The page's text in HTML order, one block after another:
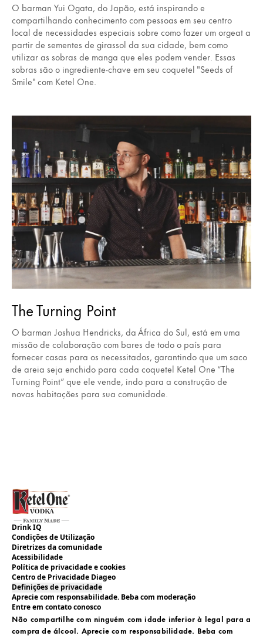
O barman Yui Ogata, do Japão, está inspirando e
compartilhando conhecimento com pessoas em seu centro
local de necessidades especiais sobre como fazer um orgeat a
partir de sementes de girassol da sua cidade, bem como
utilizar as sobras de manga que eles podem vender. Essas
sobras são o ingrediente-chave em seu coquetel "Seeds of
Smile" com Ketel One.
The Turning Point
O barman Joshua Hendricks, da África do Sul, está em uma
missão de colaboração com bares de todo o país para
fornecer casas para os necessitados, garantindo que um saco
de areia seja enchido para cada coquetel Ketel One “The
Turning Point” que ele vende, indo para a construção de
novas habitações para sua comunidade.
Drink IQ
Condições de Utilização
Diretrizes da comunidade
Acessibilidade
Política de privacidade e cookies
Centro de Privacidade Diageo
Definições de privacidade
Aprecie com responsabilidade. Beba com moderação
Entre em contato conosco
Não compartilhe com ninguém com idade inferior à legal para a
compra de álcool. Aprecie com responsabilidade. Beba com